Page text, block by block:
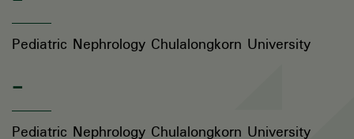
Pediatric Nephrology Chulalongkorn University
-
Pediatric Nephrology Chulalongkorn University